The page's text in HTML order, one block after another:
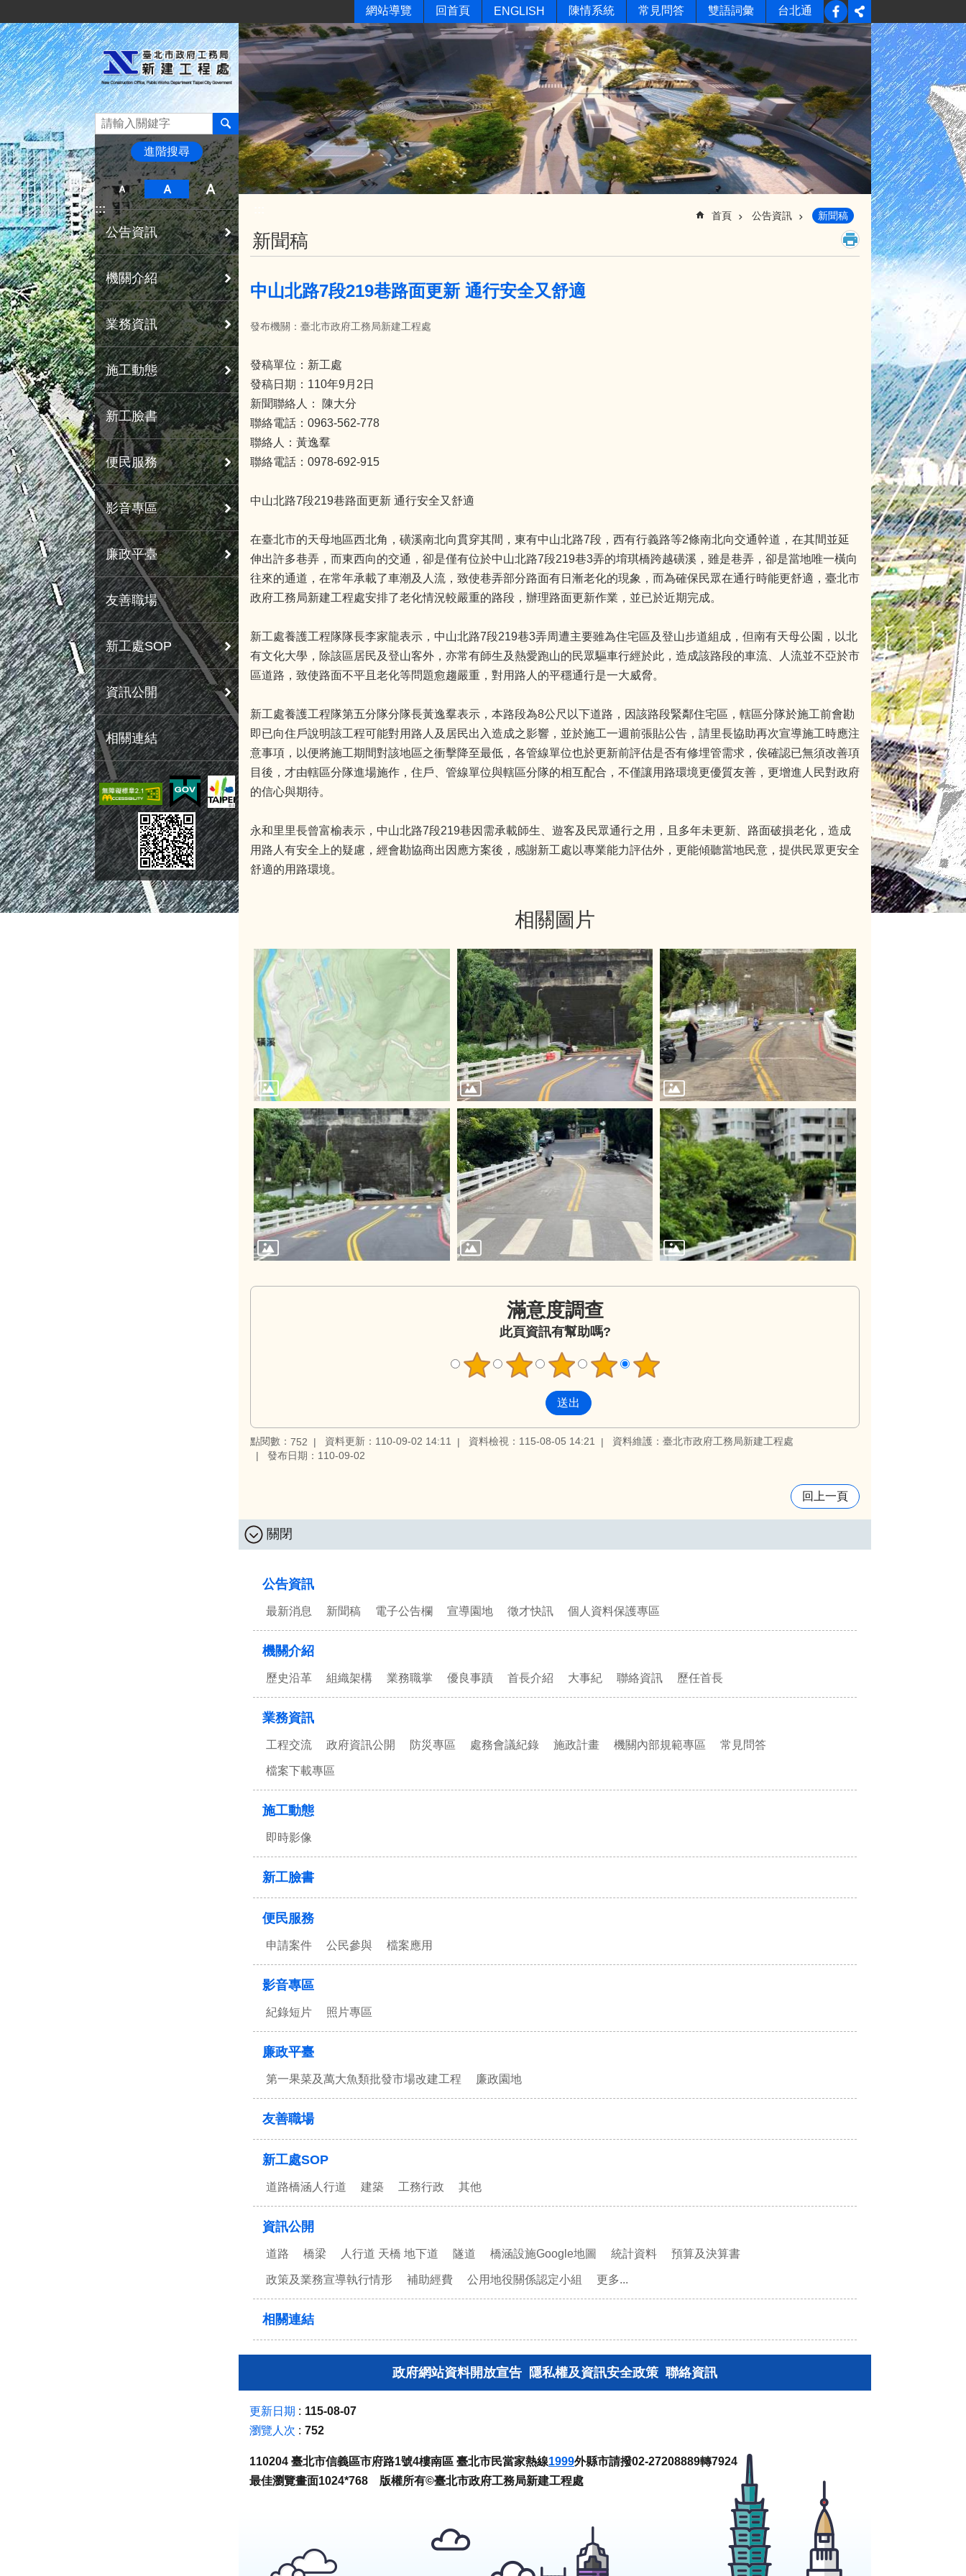
網站導覽 回首頁 ENGLISH 陳情系統 常見問答 雙語詞彙 台北通
進階搜尋
:::
公告資訊
機關介紹
業務資訊
施工動態
新工臉書
便民服務
影音專區
廉政平臺
友善職場
新工處SOP
資訊公開
相關連結
首頁 公告資訊 新聞稿
新聞稿
中山北路7段219巷路面更新 通行安全又舒適
發布機關：臺北市政府工務局新建工程處
發稿單位：新工處
發稿日期：110年9月2日
新聞聯絡人： 陳大分
聯絡電話：0963-562-778
聯絡人：黃逸羣
聯絡電話：0978-692-915
中山北路7段219巷路面更新 通行安全又舒適
在臺北市的天母地區西北角，磺溪南北向貫穿其間，東有中山北路7段，西有行義路等2條南北向交通幹道，在其間並延
伸出許多巷弄，而東西向的交通，卻是僅有位於中山北路7段219巷3弄的堉琪橋跨越磺溪，雖是巷弄，卻是當地唯一橫向
往來的通道，在常年承載了車潮及人流，致使巷弄部分路面有日漸老化的現象，而為確保民眾在通行時能更舒適，臺北市
政府工務局新建工程處安排了老化情況較嚴重的路段，辦理路面更新作業，並已於近期完成。
新工處養護工程隊隊長李家龍表示，中山北路7段219巷3弄周遭主要雖為住宅區及登山步道組成，但南有天母公園，以北
有文化大學，除該區居民及登山客外，亦常有師生及熱愛跑山的民眾驅車行經於此，造成該路段的車流、人流並不亞於市
區道路，致使路面不平且老化等問題愈趨嚴重，對用路人的平穩通行是一大威脅。
新工處養護工程隊第五分隊分隊長黃逸羣表示，本路段為8公尺以下道路，因該路段緊鄰住宅區，轄區分隊於施工前會勘
即已向住戶說明該工程可能對用路人及居民出入造成之影響，並於施工一週前張貼公告，請里長協助再次宣導施工時應注
意事項，以便將施工期間對該地區之衝擊降至最低，各管線單位也於更新前評估是否有修埋管需求，俟確認已無須改善項
目後，才由轄區分隊進場施作，住戶、管線單位與轄區分隊的相互配合，不僅讓用路環境更優質友善，更增進人民對政府
的信心與期待。
永和里里長曾富榆表示，中山北路7段219巷因需承載師生、遊客及民眾通行之用，且多年未更新、路面破損老化，造成
用路人有安全上的疑慮，經會勘協商出因應方案後，感謝新工處以專業能力評估外，更能傾聽當地民意，提供民眾更安全
舒適的用路環境。
相關圖片
滿意度調查
此頁資訊有幫助嗎?
點閱數： 752 資料更新：110-09-02 14:11 資料檢視：115-08-05 14:21
資料維護：臺北市政府工務局新建工程處
發布日期：110-09-02
回上一頁
關閉
公告資訊
最新消息 新聞稿 電子公告欄 宣導園地 徵才快訊 個人資料保護專區
機關介紹
歷史沿革 組織架構 業務職掌 優良事蹟 首長介紹 大事紀 聯絡資訊 歷任首長
業務資訊
工程交流 政府資訊公開 防災專區 處務會議紀錄 施政計畫 機關內部規範專區 常見問答
檔案下載專區
施工動態
即時影像
新工臉書
便民服務
申請案件 公民參與 檔案應用
影音專區
紀錄短片 照片專區
廉政平臺
第一果菜及萬大魚類批發市場改建工程 廉政園地
友善職場
新工處SOP
道路橋涵人行道 建築 工務行政 其他
資訊公開
道路 橋梁 人行道 天橋 地下道 隧道 橋涵設施Google地圖 統計資料 預算及決算書
政策及業務宣導執行情形 補助經費 公用地役關係認定小組 更多...
相關連結
政府網站資料開放宣告 隱私權及資訊安全政策 聯絡資訊
更新日期
115-08-07
瀏覽人次
752
110204 臺北市信義區市府路1號4樓南區 臺北市民當家熱線1999外縣市請撥02-27208889轉7924
最佳瀏覽畫面1024*768 版權所有©臺北市政府工務局新建工程處